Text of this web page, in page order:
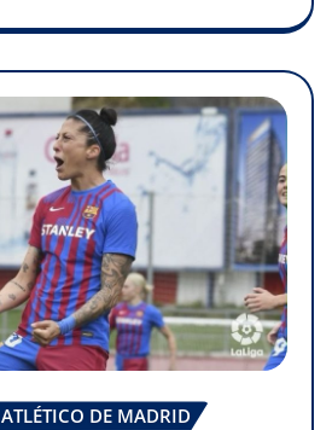
ATLÉTICO DE MADRID